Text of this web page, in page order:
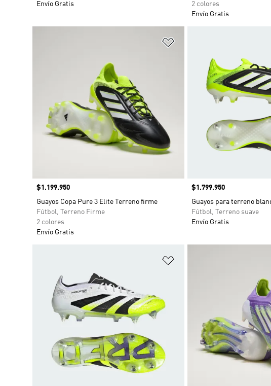
Envío Gratis
2 colores
Envío Gratis
Precio
$1.199.950
Guayos Copa Pure 3 Elite Terreno firme
Fútbol, Terreno Firme
2 colores
Envío Gratis
Precio
$1.799.950
Guayos para terreno
Fútbol, Terreno suave
Envío Gratis